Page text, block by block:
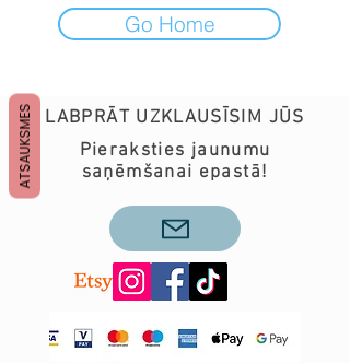
Go Home
LABPRĀT UZKLAUSĪSIM JŪS
Pieraksties jaunumu
saņēmšanai epastā!
ATSAUKSMES